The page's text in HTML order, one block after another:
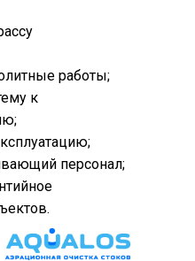
работы;
к
персонал;